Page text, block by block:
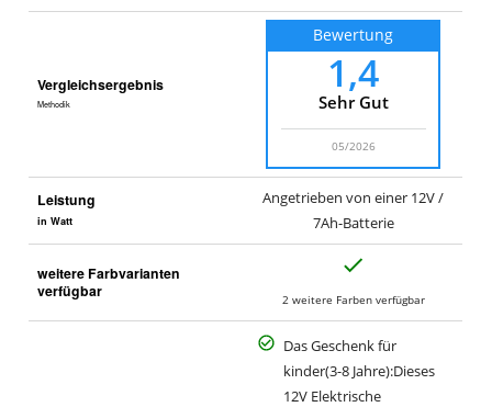
Vergleichsergebnis
Methodik
Bewertung
1,4
Sehr Gut
05/2026
Leistung
in Watt
Angetrieben von einer 12V /
7Ah-Batterie
weitere Farbvarianten
verfügbar
2 weitere Farben verfügbar
Das Geschenk für
kinder(3-8 Jahre):Dieses
12V Elektrische